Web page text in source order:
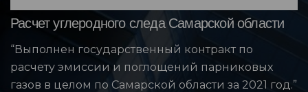
Расчет углеродного следа Самарской области
“Выполнен государственный контракт по
расчету эмиссии и поглощений парниковых
газов в целом по Самарской области за 2021 год.”